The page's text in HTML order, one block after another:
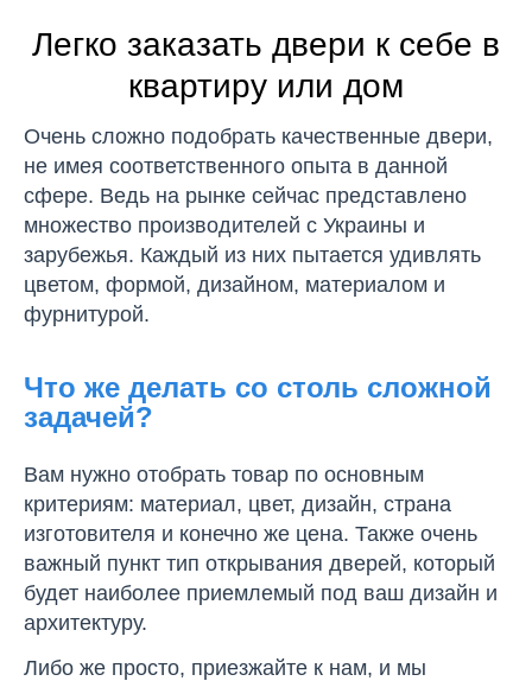
Легко заказать двери к себе в
квартиру или дом
Очень сложно подобрать качественные двери,
не имея соответственного опыта в данной
сфере. Ведь на рынке сейчас представлено
множество производителей с Украины и
зарубежья. Каждый из них пытается удивлять
цветом, формой, дизайном, материалом и
фурнитурой.
Что же делать со столь сложной
задачей?
Вам нужно отобрать товар по основным
критериям: материал, цвет, дизайн, страна
изготовителя и конечно же цена. Также очень
важный пункт тип открывания дверей, который
будет наиболее приемлемый под ваш дизайн и
архитектуру.
Либо же просто, приезжайте к нам, и мы